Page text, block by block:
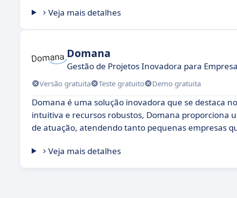
Veja mais detalhes
Domana
Gestão de Projetos Inovadora para
Versão gratuita Teste gratuito Demo gratuita
Domana é uma solução inovadora que se destaca
intuitiva e recursos robustos, Domana proporciona
de atuação, atendendo tanto pequenas empresas
Veja mais detalhes